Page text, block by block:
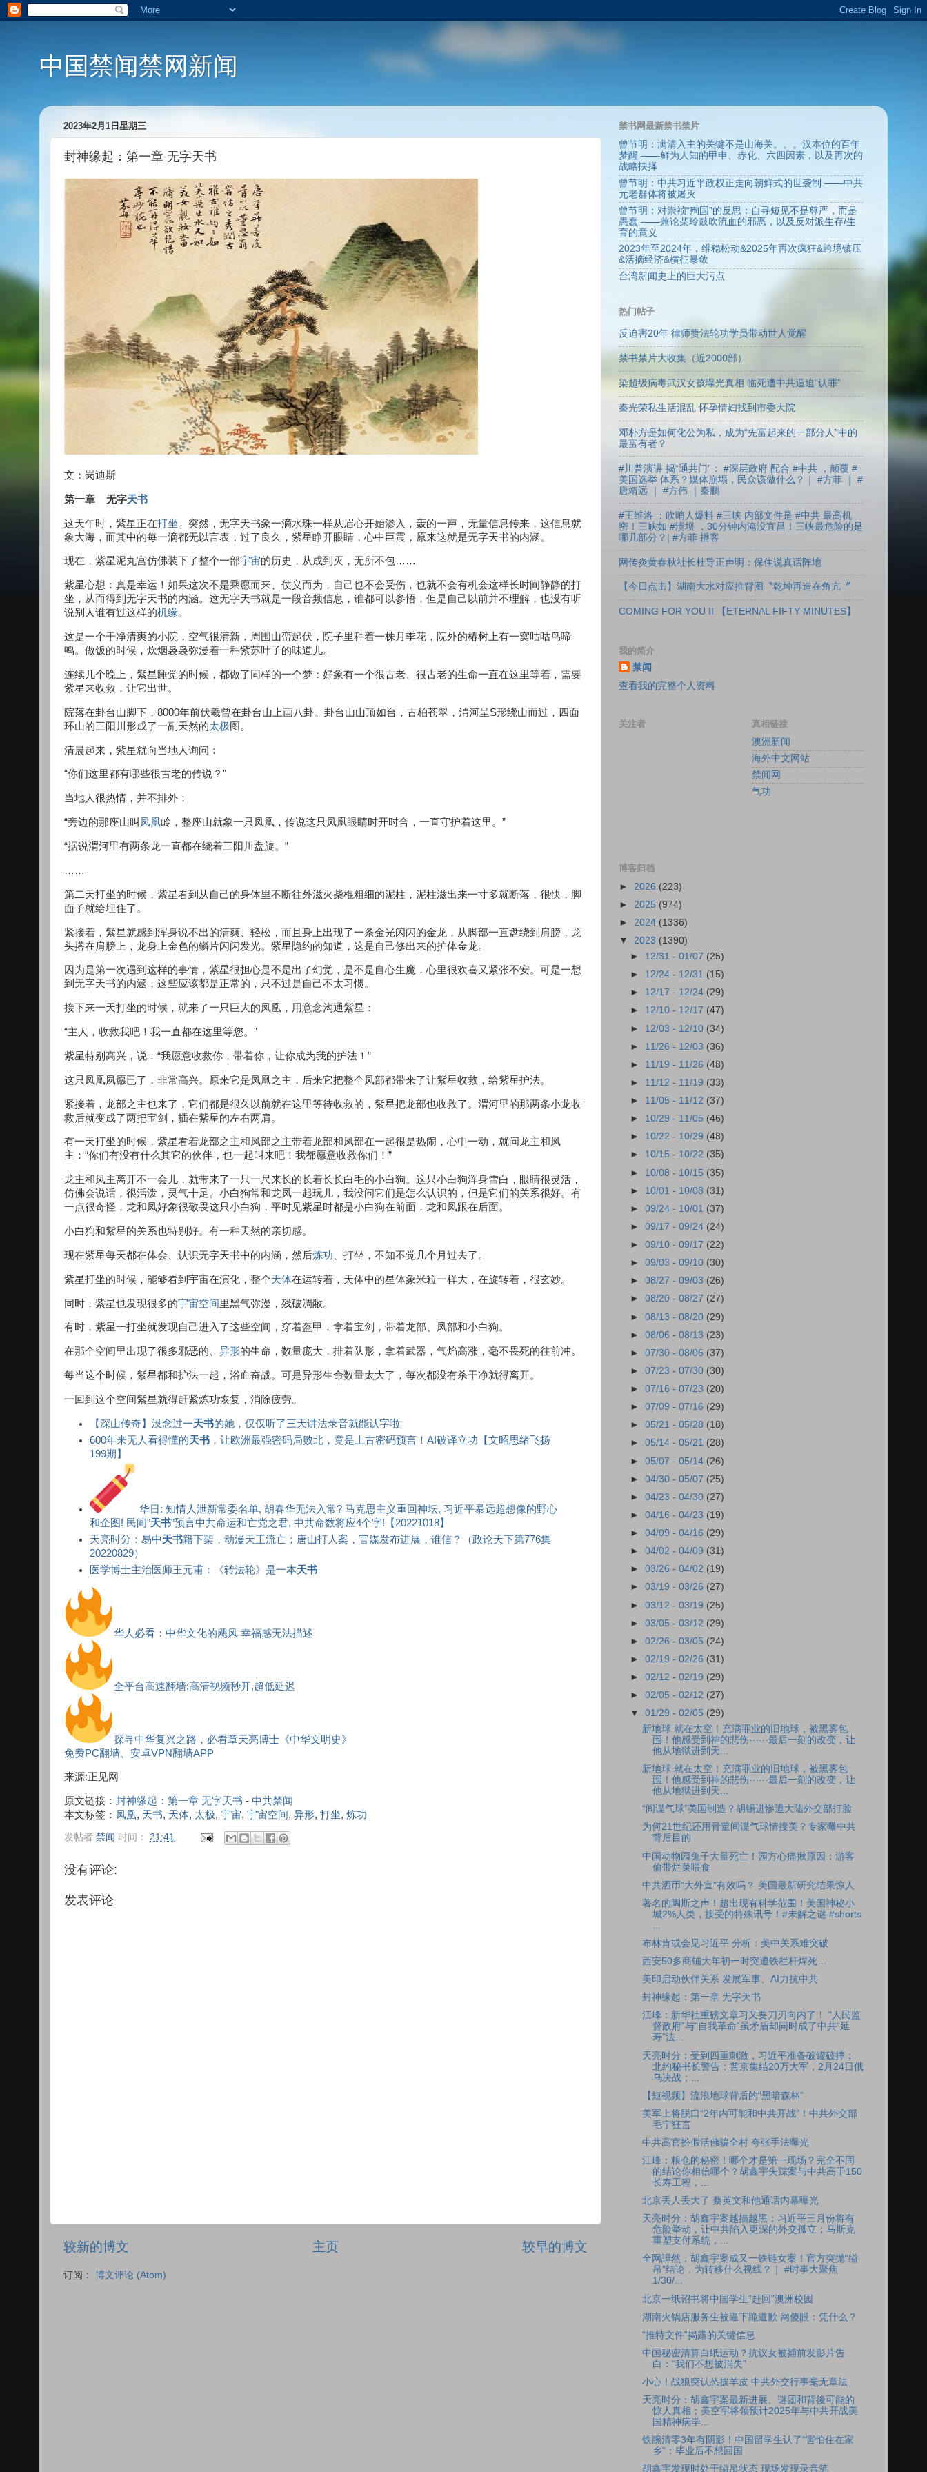
中国禁闻禁网新闻
2023年2月1日星期三
封神缘起：第一章 无字天书
文：岗迪斯
第一章 无字天书
这天午时，紫星正在打坐。突然，无字天书象一滴水珠一样从眉心开始渗入，轰的一声，无量信息传来，这信息就
象大海，而其中的每一滴都无以言表，过了良久，紫星睁开眼睛，心中巨震，原来这就是无字天书的内涵。
现在，紫星泥丸宫仿佛装下了整个一部宇宙的历史，从成到灭，无所不包……
紫星心想：真是幸运！如果这次不是乘愿而来、仗义而为，自己也不会受伤，也就不会有机会这样长时间静静的打
坐，从而得到无字天书的内涵。这无字天书就是一段音频信息，谁都可以参悟，但是自己以前并不理解，也没有听
说别人谁有过这样的机缘。
这是一个干净清爽的小院，空气很清新，周围山峦起伏，院子里种着一株月季花，院外的椿树上有一窝咕咕鸟啼
鸣。做饭的时候，炊烟袅袅弥漫着一种紫苏叶子的味道儿。
连续几个晚上，紫星睡觉的时候，都做了同样的一个梦：好象有一个很古老、很古老的生命一直在这里等着，需要
紫星来收救，让它出世。
院落在卦台山脚下，8000年前伏羲曾在卦台山上画八卦。卦台山山顶如台，古柏苍翠，渭河呈S形绕山而过，四面
环山的三阳川形成了一副天然的太极 图。
清晨起来，紫星就向当地人询问：
“你们这里都有哪些很古老的传说？”
当地人很热情，并不排外：
“旁边的那座山叫 凤凰岭，整座山就象一只凤凰，传说这只凤凰眼睛时开时合，一直守护着这里。”
“据说渭河里有两条龙一直都在绕着三阳川盘旋。”
……
第二天打坐的时候，紫星看到从自己的身体里不断往外滋火柴棍粗细的泥柱，泥柱滋出来一寸多就断落，很快，脚
面子就给埋住了。
紧接着，紫星就感到浑身说不出的清爽、轻松，而且身上出现了一条金光闪闪的金龙，从脚部一直盘绕到肩膀，龙
头搭在肩膀上，龙身上金色的鳞片闪闪发光。紫星隐约的知道，这是自己修出来的护体金龙。
因为是第一次遇到这样的事情，紫星很担心是不是出了幻觉，是不是自心生魔，心里很欢喜又紧张不安。可是一想
到无字天书的内涵，这些应该都是正常的，只不过是自己不太习惯。
接下来一天打坐的时候，就来了一只巨大的凤凰，用意念沟通紫星：
“主人，收救我吧！我一直都在这里等您。”
紫星特别高兴，说：“我愿意收救你，带着你，让你成为我的护法！”
这只凤凰夙愿已了，非常高兴。原来它是凤凰之主，后来它把整个凤部都带来了让紫星收救，给紫星护法。
紧接着，龙部之主也来了，它们都是很久以前就在这里等待收救的，紫星把龙部也收救了。渭河里的那两条小龙收
救后就变成了两把宝剑，插在紫星的左右两肩。
有一天打坐的时候，紫星看着龙部之主和凤部之主带着龙部和凤部在一起很是热闹，心中一动，就问龙主和凤
主：“你们有没有什么其它的伙伴，也一起叫来吧！我都愿意收救你们！”
龙主和凤主离开不一会儿，就带来了一只一尺来长的长着长长白毛的小白狗。这只小白狗浑身雪白，眼睛很灵活，
仿佛会说话，很活泼，灵气十足。小白狗常和龙凤一起玩儿，我没问它们是怎么认识的，但是它们的关系很好。有
一点很奇怪，龙和凤好象很敬畏这只小白狗，平时见紫星时都是小白狗在前面，龙和凤跟在后面。
小白狗和紫星的关系也特别好。有一种天然的亲切感。
现在紫星每天都在体会、认识无字天书中的内涵，然后炼功 、打坐，不知不觉几个月过去了。
紫星打坐的时候，能够看到宇宙在演化，整个天体在运转着，天体中的星体象米粒一样大，在旋转着，很玄妙。
同时，紫星也发现很多的宇宙空间里黑气弥漫，残破凋敝。
有时，紫星一打坐就发现自己进入了这些空间，穿着盔甲，拿着宝剑，带着龙部、凤部和小白狗。
在那个空间里出现了很多邪恶的、 异形的生命，数量庞大，排着队形，拿着武器，气焰高涨，毫不畏死的往前冲。
每当这个时候，紫星都和护法一起，浴血奋战。可是异形生命数量太大了，每次都没有杀干净就得离开。
一回到这个空间紫星就得赶紧炼功恢复，消除疲劳。
【深山传奇】没念过一天书的她，仅仅听了三天讲法录音就能认字啦
600年来无人看得懂的天书 ，让欧洲最强密码局败北，竟是上古密码预言！AI破译立功【文昭思绪飞扬
199期】
华日: 知情人泄新常委名单, 胡春华无法入常? 马克思主义重回神坛, 习近平暴远超想像的野心
和企图! 民间”天书”预言中共命运和亡党之君, 中共命数将应4个字!【20221018】
天亮时分：易中天书籍下架，动漫天王流亡；唐山打人案，官媒发布进展，谁信？（政论天下第776集
20220829）
医学博士主治医师王元甫：《转法轮》是一本天书
华人必看：中华文化的飓风 幸福感无法描述
全平台高速翻墙:高清视频秒开,超低延迟
探寻中华复兴之路，必看章天亮博士《中华文明史》
免费PC翻墙、安卓VPN翻墙APP
来源:正见网
原文链接： 封神缘起：第一章 无字天书 - 中共禁闻
本文标签： 凤凰, 天书, 天体, 太极, 宇宙, 宇宙空间, 异形, 打坐, 炼功
发帖者 禁闻 时间： 21:41
没有评论:
发表评论
较新的博文 较早的博文
主页
订阅： 博文评论 (Atom)
禁书网最新禁书禁片
曾节明：满清入主的关键不是山海关。。。汉本位的百年
梦醒 ——鲜为人知的甲申、赤化、六四因素，以及再次的
战略抉择
曾节明：中共习近平政权正走向朝鲜式的世袭制 ——中共
元老群体将被屠灭
曾节明：对崇祯“殉国”的反思：自寻短见不是尊严，而是
愚蠢 ——兼论柴玲鼓吹流血的邪恶，以及反对派生存/生
育的意义
2023年至2024年，维稳松动&2025年再次疯狂&跨境镇压
&活摘经济&横征暴敛
台湾新闻史上的巨大污点
热门帖子
反迫害20年 律师赞法轮功学员带动世人觉醒
禁书禁片大收集（近2000部）
染超级病毒武汉女孩曝光真相 临死遭中共逼迫“认罪”
秦光荣私生活混乱 怀孕情妇找到市委大院
邓朴方是如何化公为私，成为“先富起来的一部分人”中的
最富有者？
#川普演讲 揭“通共门”： #深层政府 配合 #中共 ，颠覆 #
美国选举 体系？媒体崩塌，民众该做什么？｜ #方菲 ｜ #
唐靖远 ｜ #方伟 ｜秦鹏
#王维洛 ：吹哨人爆料 #三峡 内部文件是 #中共 最高机
密！三峡如 #溃坝 ，30分钟内淹没宜昌！三峡最危险的是
哪几部分？| #方菲 播客
网传炎黄春秋社长杜导正声明：保住说真话阵地
【今日点击】湖南大水对应推背图〝乾坤再造在角亢〞
COMING FOR YOU II 【ETERNAL FIFTY MINUTES】
我的简介
禁闻
查看我的完整个人资料
关注者
真相链接
澳洲新闻
海外中文网站
禁闻网
气功
博客归档
► 2026 (223)
► 2025 (974)
► 2024 (1336)
▼ 2023 (1390)
► 12/31 - 01/07 (25)
► 12/24 - 12/31 (15)
► 12/17 - 12/24 (29)
► 12/10 - 12/17 (47)
► 12/03 - 12/10 (34)
► 11/26 - 12/03 (36)
► 11/19 - 11/26 (48)
► 11/12 - 11/19 (33)
► 11/05 - 11/12 (37)
► 10/29 - 11/05 (46)
► 10/22 - 10/29 (48)
► 10/15 - 10/22 (35)
► 10/08 - 10/15 (35)
► 10/01 - 10/08 (31)
►09/24 - 10/01 (37)
►09/17 - 09/24 (24)
►09/10 - 09/17 (22)
►09/03 - 09/10 (30)
►08/27 - 09/03 (26)
►08/20 - 08/27 (27)
►08/13 - 08/20 (29)
►08/06 - 08/13 (23)
►07/30 - 08/06 (37)
►07/23 - 07/30 (30)
►07/16 - 07/23 (20)
►07/09 - 07/16 (29)
►05/21 - 05/28 (18)
►05/14 - 05/21 (28)
►05/07 - 05/14 (26)
►04/30 - 05/07 (25)
►04/23 - 04/30 (27)
►04/16 - 04/23 (19)
►04/09 - 04/16 (29)
►04/02 - 04/09 (31)
►03/26 - 04/02 (19)
►03/19 - 03/26 (27)
►03/12 - 03/19 (25)
►03/05 - 03/12 (29)
►02/26 - 03/05 (24)
►02/19 - 02/26 (31)
►02/12 - 02/19 (29)
►02/05 - 02/12 (27)
▼01/29 - 02/05 (29)
新地球 就在太空！充满罪业的旧地球，被黑雾包
围！他感受到神的悲伤⋯⋯最后一刻的改变，让
他从地狱进到天...
新地球 就在太空！充满罪业的旧地球，被黑雾包
围！他感受到神的悲伤⋯⋯最后一刻的改变，让
他从地狱进到天...
“间谍气球”美国制造？胡锡进惨遭大陆外交部打脸
为何21世纪还用骨董间谍气球情搜美？专家曝中共
背后目的
中国动物园兔子大量死亡！园方心痛揪原因：游客
偷带烂菜喂食
中共洒币“大外宣”有效吗？ 美国最新研究结果惊人
著名的陶斯之声！超出现有科学范围！美国神秘小
城2%人类，接受的特殊讯号！#未解之谜 #shorts
布林肯或会见习近平 分析：美中关系难突破
西安50多商铺大年初一时突遭铁栏杆焊死…
美印启动伙伴关系 发展军事、AI力抗中共
封神缘起：第一章 无字天书
江峰：新华社重磅文章习又要刀刃向内了！ “人民监
督政府”与“自我革命”虽矛盾却同时成了中共“延
寿”法...
天亮时分：受到四重刺激，习近平准备破罐破摔；
北约秘书长警告：普京集结20万大军，2月24日俄
乌决战；...
【短视频】流浪地球背后的“黑暗森林”
美军上将脱口“2年内可能和中共开战”！中共外交部
毛宁狂言
中共高官扮假活佛骗全村 夸张手法曝光
江峰：粮仓的秘密！哪个才是第一现场？完全不同
的结论你相信哪个？胡鑫宇失踪案与中共高干150
长寿工程，...
北京丢人丢大了 蔡英文和他通话内幕曝光
天亮时分：胡鑫宇案越描越黑；习近平三月份将有
危险举动，让中共陷入更深的外交孤立；马斯克
重塑支付系统，...
全网譁然，胡鑫宇案成又一铁链女案！官方突抛“缢
吊”结论，为转移什么视线？｜ #时事大聚焦
1/30/...
北京一纸诏书将中国学生“赶回”澳洲校园
湖南火锅店服务生被逼下跪道歉 网傻眼：凭什么？
“推特文件”揭露的关键信息
中国秘密清算白纸运动？抗议女被捕前发影片告
白：“我们不想被消失”
小心！战狼突认怂披羊皮 中共外交行事毫无章法
天亮时分：胡鑫宇案最新进展、谜团和背後可能的
惊人真相；美空军将领预计2025年与中共开战美
国精神病学...
铁腕清零3年有阴影！中国留学生认了“害怕住在家
乡”：毕业后不想回国
胡鑫宇发现时处于缢吊状态 现场发现录音笔